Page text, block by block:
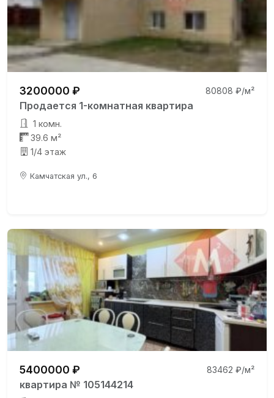
3200000 ₽ 80808 ₽/м²
Продается 1-комнатная квартира
1 комн.
39.6 м²
1/4 этаж
Камчатская ул., 6
5400000 ₽ 83462 ₽/м²
квартира № 105144214